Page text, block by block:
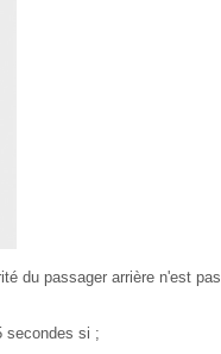
du passager arrière n'est pas
secondes si ;